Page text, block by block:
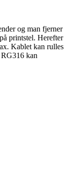
og man fjerner
printstel. Herefter
Kablet kan rulles
kan